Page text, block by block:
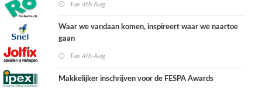
Tue 4th Aug
Waar we vandaan komen, inspireert waar we naartoe
gaan
Tue 4th Aug
Makkelijker inschrijven voor de FESPA Awards